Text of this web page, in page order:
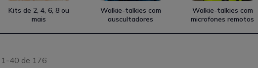
Kits de 2, 4, 6, 8 ou
mais
Walkie-talkies com
auscultadores
Walkie-talkies com
microfones remotos
1-40 de 176